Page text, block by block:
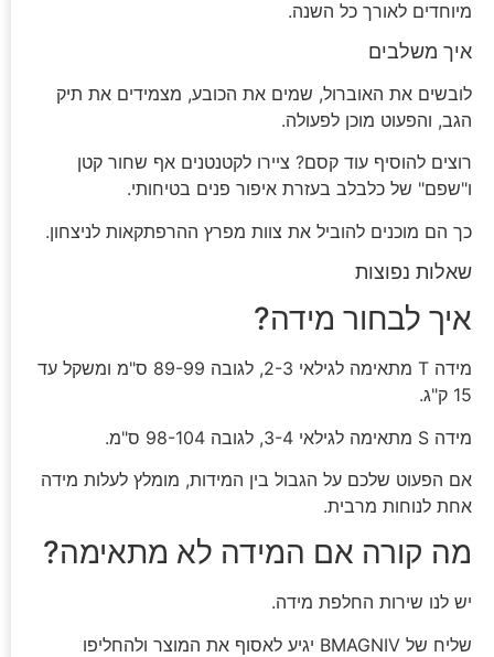
מיוחדים לאורך כל השנה.
איך משלבים
לובשים את האוברול, שמים את הכובע, מצמידים את תיק
הגב, והפעוט מוכן לפעולה.
רוצים להוסיף עוד קסם? ציירו לקטנטנים אף שחור קטן
ו"שפם" של כלבלב בעזרת איפור פנים בטיחותי.
כך הם מוכנים להוביל את צוות מפרץ ההרפתקאות לניצחון.
שאלות נפוצות
איך לבחור מידה?
מידה T מתאימה לגילאי 2-3, לגובה 89-99 ס"מ ומשקל עד
15 ק"ג.
מידה S מתאימה לגילאי 3-4, לגובה 98-104 ס"מ.
אם הפעוט שלכם על הגבול בין המידות, מומלץ לעלות מידה
אחת לנוחות מרבית.
מה קורה אם המידה לא מתאימה?
יש לנו שירות החלפת מידה.
שליח של BMAGNIV יגיע לאסוף את המוצר ולהחליפו